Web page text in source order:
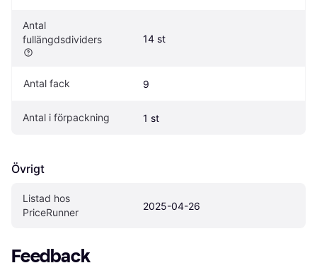
Antal
fullängdsdividers
14 st
Antal fack 9
Antal i förpackning 1 st
Övrigt
Listad hos
PriceRunner
2025-04-26
Feedback